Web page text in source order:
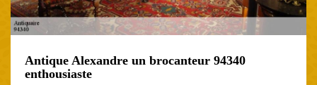
Antique Alexandre un brocanteur 94340
enthousiaste